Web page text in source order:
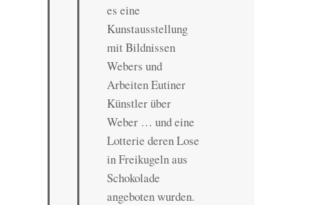
es eine
Kunstausstellung
mit Bildnissen
Webers und
Arbeiten Eutiner
Künstler über
Weber … und eine
Lotterie deren Lose
in Freikugeln aus
Schokolade
angeboten wurden.